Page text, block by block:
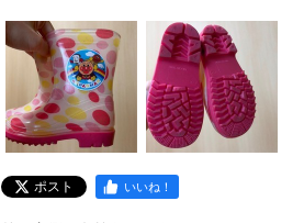
ポスト いいね！